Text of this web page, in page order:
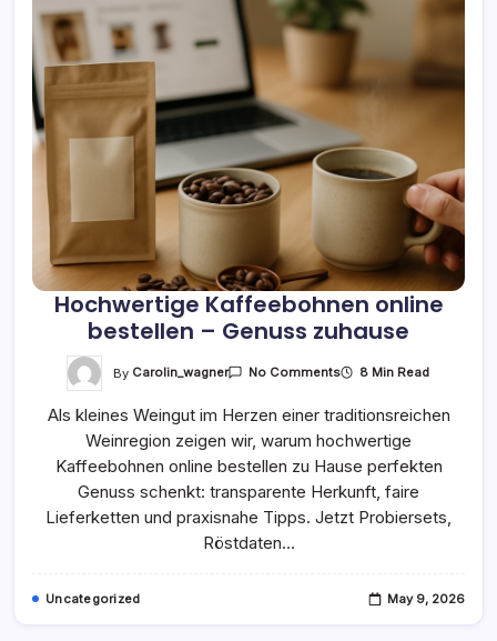
Hochwertige Kaffeebohnen online
bestellen – Genuss zuhause
By Carolin_wagner No CommentsOn
Online
–
Zuhause
8 Min Read
Als kleines Weingut im Herzen einer traditionsreichen
Weinregion zeigen wir, warum hochwertige
Kaffeebohnen online bestellen zu Hause perfekten
Genuss schenkt: transparente Herkunft, faire
Lieferketten und praxisnahe Tipps. Jetzt Probiersets,
Röstdaten…
Uncategorized May 9, 2026